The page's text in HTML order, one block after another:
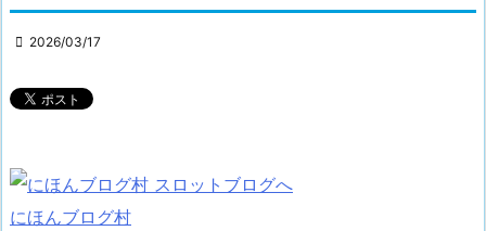
 2026/03/17
にほんブログ村